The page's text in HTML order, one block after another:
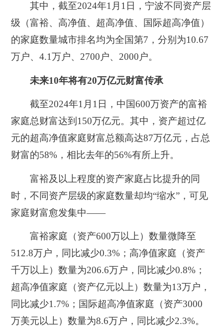
其中，截至2024年1月1日，宁波不同资产层
级（富裕、高净值、超高净值、国际超高净值）
的家庭数量城市排名均为全国第7，分别为10.67
万户、4.1万户、2700户、2000户。
未来10年将有20万亿元财富传承
截至2024年1月1日，中国600万资产的富裕
家庭总财富达到150万亿元。其中，资产超过亿
元的超高净值家庭财富总额高达87万亿元，占总
财富的58%，相比去年的56%有所上升。
富裕及以上程度的资产家庭占比提升的同
时，不同资产层级的家庭数量却均“缩水”，可见
家庭财富愈发集中——
富裕家庭（资产600万以上）数量微降至
512.8万户，同比减少0.3%；高净值家庭（资产
千万以上）数量为206.6万户，同比减少0.8%；
超高净值家庭（资产亿元以上）数量为13万户，
同比减少1.7%；国际超高净值家庭（资产3000
万美元以上）数量为8.6万户，同比减少2.3%。